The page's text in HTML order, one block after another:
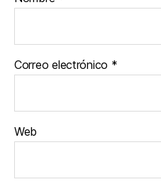
Correo electrónico *
Web